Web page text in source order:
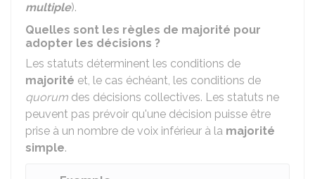
multiple).
Quelles sont les règles de majorité pour
adopter les décisions ?
Les statuts déterminent les conditions de
majorité et, le cas échéant, les conditions de
quorum des décisions collectives. Les statuts ne
peuvent pas prévoir qu'une décision puisse être
prise à un nombre de voix inférieur à la majorité
simple.